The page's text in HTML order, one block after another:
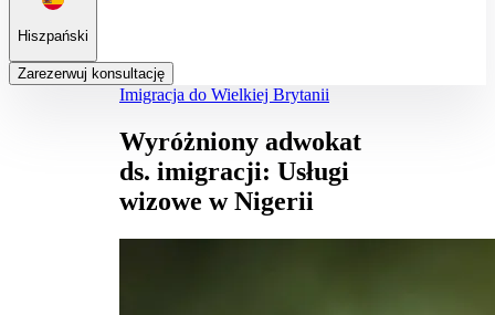
Hiszpański
Zarezerwuj konsultację
Imigracja do Wielkiej Brytanii
Wyróżniony adwokat
ds. imigracji: Usługi
wizowe w Nigerii